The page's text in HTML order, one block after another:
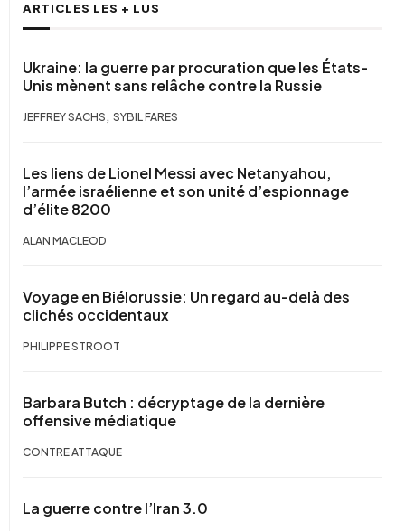
ARTICLES LES + LUS
Ukraine: la guerre par procuration que les États-
Unis mènent sans relâche contre la Russie
JEFFREY SACHS, SYBIL FARES
Les liens de Lionel Messi avec Netanyahou,
l’armée israélienne et son unité d’espionnage
d’élite 8200
ALAN MACLEOD
Voyage en Biélorussie: Un regard au-delà des
clichés occidentaux
PHILIPPE STROOT
Barbara Butch : décryptage de la dernière
offensive médiatique
CONTRE ATTAQUE
La guerre contre l’Iran 3.0